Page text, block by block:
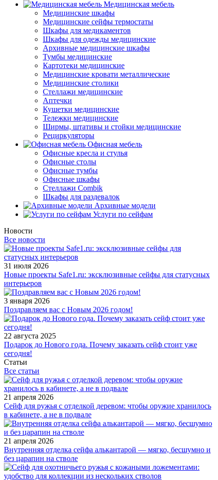
Медицинская мебель
Медицинские шкафы
Медицинские сейфы термостаты
Шкафы для медикаментов
Шкафы для одежды медицинские
Архивные медицинские шкафы
Тумбы медицинские
Картотеки медицинские
Медицинские кровати металлические
Медицинские столики
Стеллажи медицинские
Аптечки
Кушетки медицинские
Тележки медицинские
Ширмы, штативы и стойки медицинские
Рециркуляторы
Офисная мебель
Офисные кресла и стулья
Офисные столы
Офисные тумбы
Офисные шкафы
Стеллажи Combik
Шкафы для раздевалок
Архивные модели
Услуги по сейфам
Новости
Все новости
31 июля 2026
Новые проекты Safe1.ru: эксклюзивные сейфы для статусных
интерьеров
3 января 2026
Поздравляем вас с Новым 2026 годом!
22 августа 2025
Подарок до Нового года. Почему заказать сейф стоит уже
сегодня!
Статьи
Все статьи
21 апреля 2026
Сейф для ружья с отделкой деревом: чтобы оружие хранилось
в кабинете, а не в подвале
21 апреля 2026
Внутренняя отделка сейфа алькантарой — мягко, бесшумно и
без царапин на стволе